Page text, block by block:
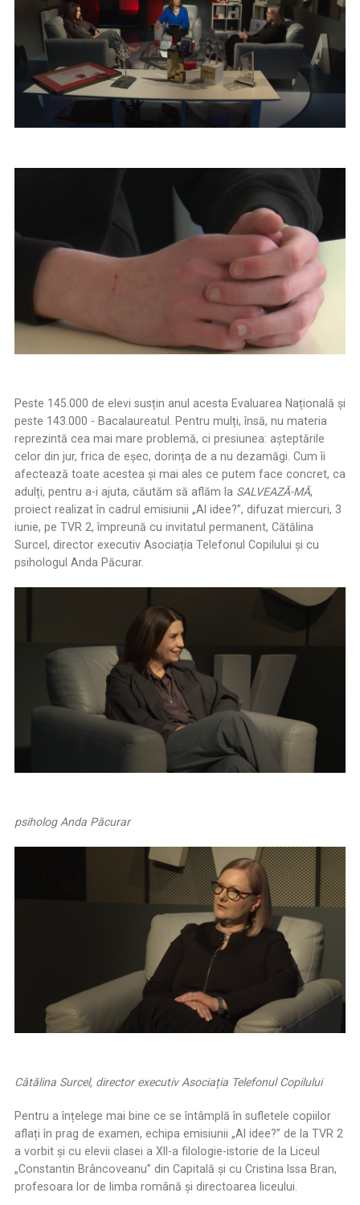
Peste 145.000 de elevi susțin anul acesta Evaluarea Națională și
peste 143.000 - Bacalaureatul. Pentru mulți, însă, nu materia
reprezintă cea mai mare problemă, ci presiunea: așteptările
celor din jur, frica de eșec, dorința de a nu dezamăgi. Cum îi
afectează toate acestea și mai ales ce putem face concret, ca
adulți, pentru a-i ajuta, căutăm să aflăm la SALVEAZĂ-MĂ,
proiect realizat în cadrul emisiunii „AI idee?”, difuzat miercuri, 3
iunie, pe TVR 2, împreună cu invitatul permanent, Cătălina
Surcel, director executiv Asociația Telefonul Copilului și cu
psihologul Anda Păcurar.
psiholog Anda Păcurar
Cătălina Surcel, director executiv Asociația Telefonul Copilului
Pentru a înțelege mai bine ce se întâmplă în sufletele copiilor
aflați în prag de examen, echipa emisiunii „AI idee?” de la TVR 2
a vorbit și cu elevii clasei a XII-a filologie-istorie de la Liceul
„Constantin Brâncoveanu” din Capitală și cu Cristina Issa Bran,
profesoara lor de limba română și directoarea liceului.